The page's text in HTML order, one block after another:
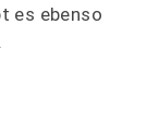
es ebenso